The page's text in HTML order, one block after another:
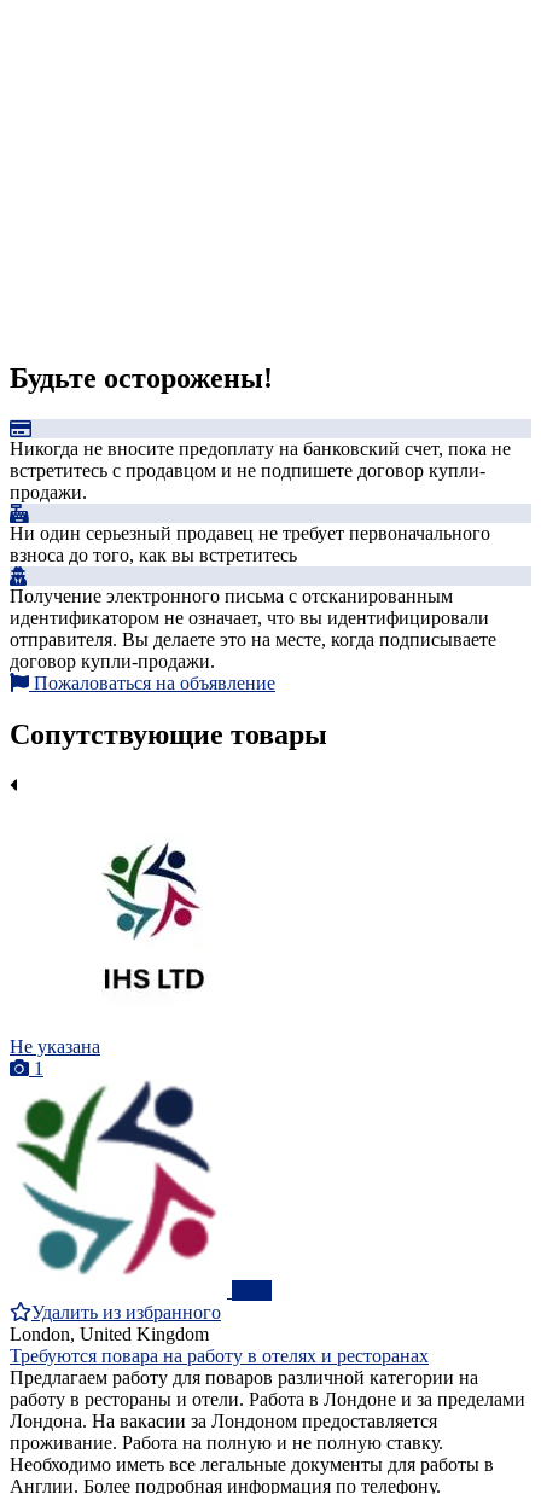
Будьте осторожены!
Никогда не вносите предоплату на банковский счет, пока не
встретитесь с продавцом и не подпишете договор купли-
продажи.
Ни один серьезный продавец не требует первоначального
взноса до того, как вы встретитесь
Получение электронного письма с отсканированным
идентификатором не означает, что вы идентифицировали
отправителя. Вы делаете это на месте, когда подписываете
договор купли-продажи.
Пожаловаться на объявление
Сопутствующие товары
Не указана
1
Удалить из избранного
London, United Kingdom
Требуются повара на работу в отелях и ресторанах
Предлагаем работу для поваров различной категории на
работу в рестораны и отели. Работа в Лондоне и за пределами
Лондона. На вакасии за Лондоном предоставляется
проживание. Работа на полную и не полную ставку.
Необходимо иметь все легальные документы для работы в
Англии. Более подробная информация по телефону.